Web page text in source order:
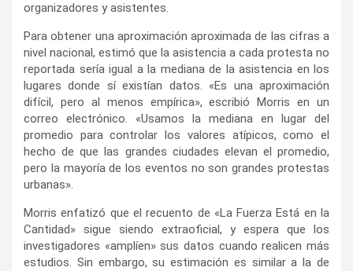
organizadores y asistentes.
Para obtener una aproximación aproximada de las cifras a
nivel nacional, estimó que la asistencia a cada protesta no
reportada sería igual a la mediana de la asistencia en los
lugares donde sí existían datos. «Es una aproximación
difícil, pero al menos empírica», escribió Morris en un
correo electrónico. «Usamos la mediana en lugar del
promedio para controlar los valores atípicos, como el
hecho de que las grandes ciudades elevan el promedio,
pero la mayoría de los eventos no son grandes protestas
urbanas».
Morris enfatizó que el recuento de «La Fuerza Está en la
Cantidad» sigue siendo extraoficial, y espera que los
investigadores «amplíen» sus datos cuando realicen más
estudios. Sin embargo, su estimación es similar a la de